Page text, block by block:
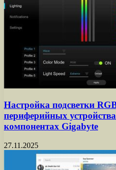
Настройка подсветки
периферийных
компонентах Gigabyte
27.11.2025